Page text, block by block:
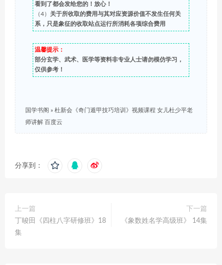
看到了都会发给您的！放心！
（4） 关于所收取的费用与其对应资源价值不发生任何关
系，只是象征的收取站点运行所消耗各项综合费用
温馨提示：
部分玄学、武术、医学等资料非专业人士请勿模仿学习，
仅供参考！
国学书阁 » 杜新会《奇门遁甲技巧培训》视频课程 女儿杜少平老
师讲解 百度云
分享到：
上一篇
丁晙田《四柱八字研修班》18
集
下一篇
《象数姓名学高级班》 14集